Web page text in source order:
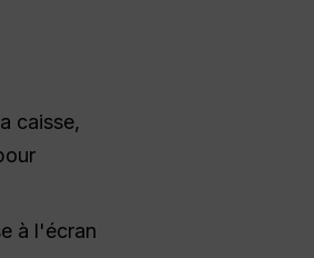
caisse,
à l'écran